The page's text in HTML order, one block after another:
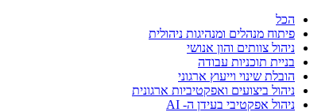
הכל
פיתוח מנהלים ומנהיגות ניהולית
ניהול צוותים והון אנושי
בניית תוכניות עבודה
הובלת שינוי וייעוץ ארגוני
ניהול ביצועים ואפקטיביות ארגונית
ניהול אפקטיבי בעידן ה- AI